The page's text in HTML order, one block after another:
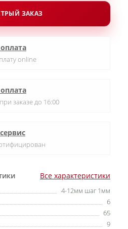
Все характеристики
4-12мм шаг 1мм
6
65
9
ЗАКАЗ
online
заказе до 16:00